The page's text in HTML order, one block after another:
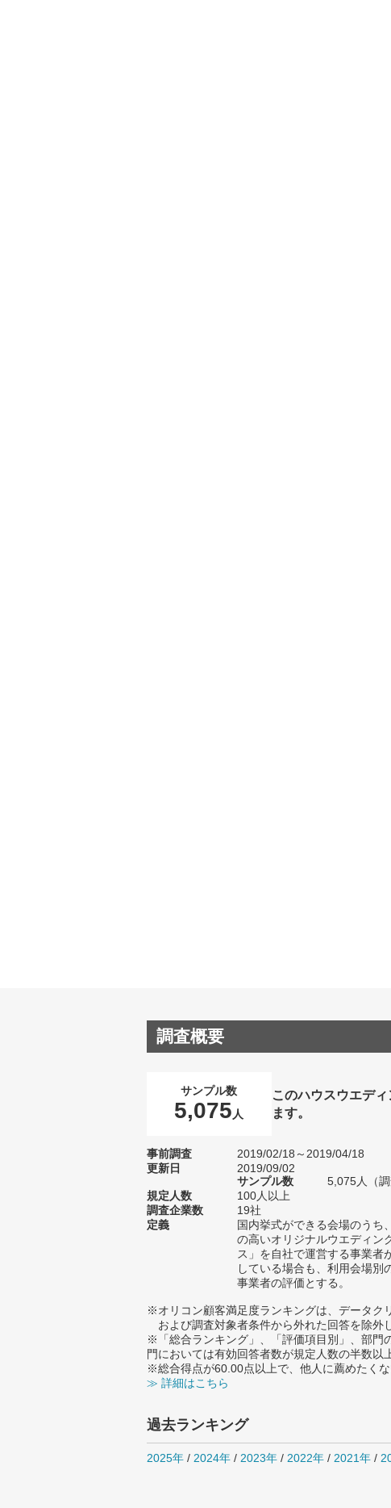
調査概要
サンプル数
5,075 人
このハウスウエデ
ます。
事前調査
2019/02/18～2019/04/18
更新日
2019/09/02
サンプル数
5,075人（
規定人数
100人以上
調査企業数
19社
定義
国内挙式ができる会場のうち
の高いオリジナルウエディン
ス」を自社で運営する事業者
している場合も、利用会場別
事業者の評価とする。
※オリコン顧客満足度ランキングは、データク
および調査対象者条件から外れた回答を除外
※「総合ランキング」、「評価項目別」、部門
門においては有効回答者数が規定人数の半数以
※総合得点が60.00点以上で、他人に薦めたく
≫ 詳細はこちら
過去ランキング
2025年 / 2024年 / 2023年 / 2022年 / 2021年 /